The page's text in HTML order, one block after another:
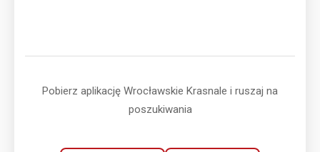
Pobierz aplikację Wrocławskie Krasnale i ruszaj na
poszukiwania